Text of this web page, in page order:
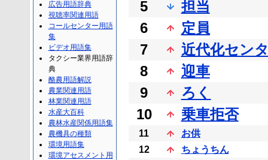
5
担当
6
定員
7
近代化セン
8
迎車
9
ろく
10
乗車拒否
11
お供
12
ちょうちん
広告用語辞典
視聴率関連用語
コールセンター用語
集
ビデオ用語集
タクシー業界用語辞
典
酪農用語解説
農業関連用語
林業関連用語
水産大百科
農林水産関係用語集
農機具の種類
環境用語集
環境アセスメント用